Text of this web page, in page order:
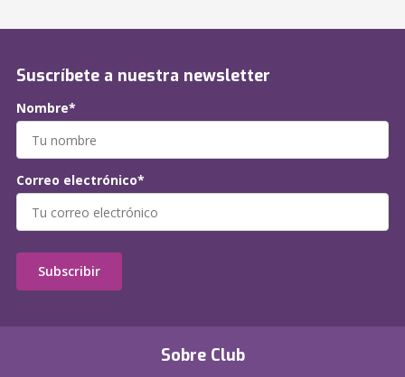
Sobre Club
Suscríbete a nuestra newsletter
Nombre*
Correo electrónico*
Subscribir